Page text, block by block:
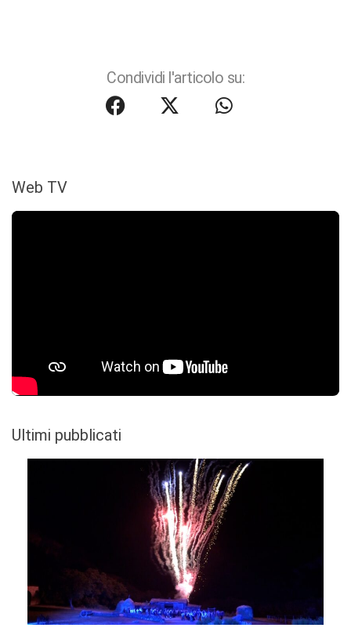
Condividi l'articolo su:
Web TV
Ultimi pubblicati